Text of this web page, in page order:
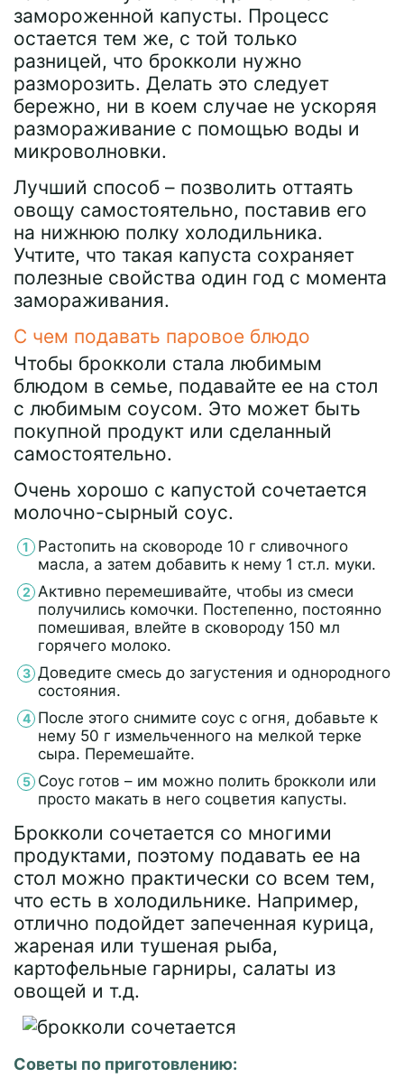
замороженной капусты. Процесс
остается тем же, с той только
разницей, что брокколи нужно
разморозить. Делать это следует
бережно, ни в коем случае не ускоряя
размораживание с помощью воды и
микроволновки.
Лучший способ – позволить оттаять
овощу самостоятельно, поставив его
на нижнюю полку холодильника.
Учтите, что такая капуста сохраняет
полезные свойства один год с момента
замораживания.
С чем подавать паровое блюдо
Чтобы брокколи стала любимым
блюдом в семье, подавайте ее на стол
с любимым соусом. Это может быть
покупной продукт или сделанный
самостоятельно.
Очень хорошо с капустой сочетается
молочно-сырный соус.
Растопить на сковороде 10 г сливочного
масла, а затем добавить к нему 1 ст.л. муки.
Активно перемешивайте, чтобы из смеси
получились комочки. Постепенно, постоянно
помешивая, влейте в сковороду 150 мл
горячего молоко.
Доведите смесь до загустения и однородного
состояния.
После этого снимите соус с огня, добавьте к
нему 50 г измельченного на мелкой терке
сыра. Перемешайте.
Соус готов – им можно полить брокколи или
просто макать в него соцветия капусты.
Брокколи сочетается со многими
продуктами, поэтому подавать ее на
стол можно практически со всем тем,
что есть в холодильнике. Например,
отлично подойдет запеченная курица,
жареная или тушеная рыба,
картофельные гарниры, салаты из
овощей и т.д.
Советы по приготовлению: